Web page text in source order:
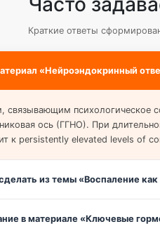
Краткие ответы
«Нейроэндокринный
психологическое
ось (ГГНО). При
к persistently elevated levels of
из темы «Воспаление
в материале «Ключевые